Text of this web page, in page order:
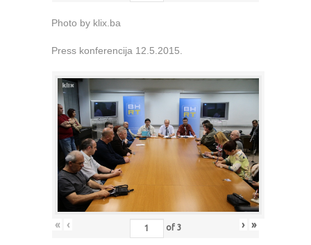
Photo by klix.ba
Press konferencija 12.5.2015.
« ‹ of 3 › »